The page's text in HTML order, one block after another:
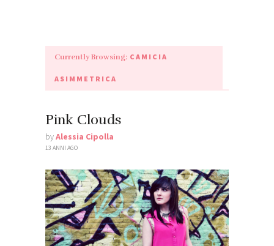
Currently Browsing: CAMICIA
ASIMMETRICA
Pink Clouds
byAlessia Cipolla
13 ANNI AGO